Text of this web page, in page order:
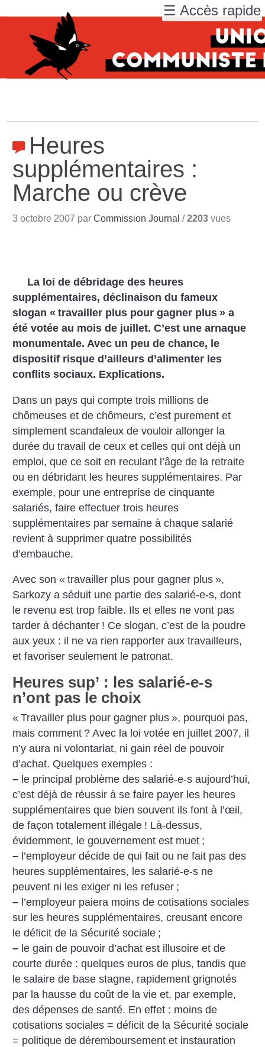
Heures
supplémentaires :
Marche ou crève
3 octobre 2007 parCommission Journal /2203 vues
La loi de débridage des heures
supplémentaires, déclinaison du fameux
slogan « travailler plus pour gagner plus » a
été votée au mois de juillet. C’est une arnaque
monumentale. Avec un peu de chance, le
dispositif risque d’ailleurs d’alimenter les
conflits sociaux. Explications.
Dans un pays qui compte trois millions de
chômeuses et de chômeurs, c’est purement et
simplement scandaleux de vouloir allonger la
durée du travail de ceux et celles qui ont déjà un
emploi, que ce soit en reculant l’âge de la retraite
ou en débridant les heures supplémentaires. Par
exemple, pour une entreprise de cinquante
salariés, faire effectuer trois heures
supplémentaires par semaine à chaque salarié
revient à supprimer quatre possibilités
d’embauche.
Avec son « travailler plus pour gagner plus »,
Sarkozy a séduit une partie des salarié-e-s, dont
le revenu est trop faible. Ils et elles ne vont pas
tarder à déchanter ! Ce slogan, c’est de la poudre
aux yeux : il ne va rien rapporter aux travailleurs,
et favoriser seulement le patronat.
Heures sup’ : les salarié-e-s
n’ont pas le choix
« Travailler plus pour gagner plus », pourquoi pas,
mais comment ? Avec la loi votée en juillet 2007, il
n’y aura ni volontariat, ni gain réel de pouvoir
d’achat. Quelques exemples :
– le principal problème des salarié-e-s aujourd’hui,
c’est déjà de réussir à se faire payer les heures
supplémentaires que bien souvent ils font à l’œil,
de façon totalement illégale ! Là-dessus,
évidemment, le gouvernement est muet ;
– l’employeur décide de qui fait ou ne fait pas des
heures supplémentaires, les salarié-e-s ne
peuvent ni les exiger ni les refuser ;
– l’employeur paiera moins de cotisations sociales
sur les heures supplémentaires, creusant encore
le déficit de la Sécurité sociale ;
– le gain de pouvoir d’achat est illusoire et de
courte durée : quelques euros de plus, tandis que
le salaire de base stagne, rapidement grignotés
par la hausse du coût de la vie et, par exemple,
des dépenses de santé. En effet : moins de
cotisations sociales = déficit de la Sécurité sociale
= politique de déremboursement et instauration
☰ Accès rapide